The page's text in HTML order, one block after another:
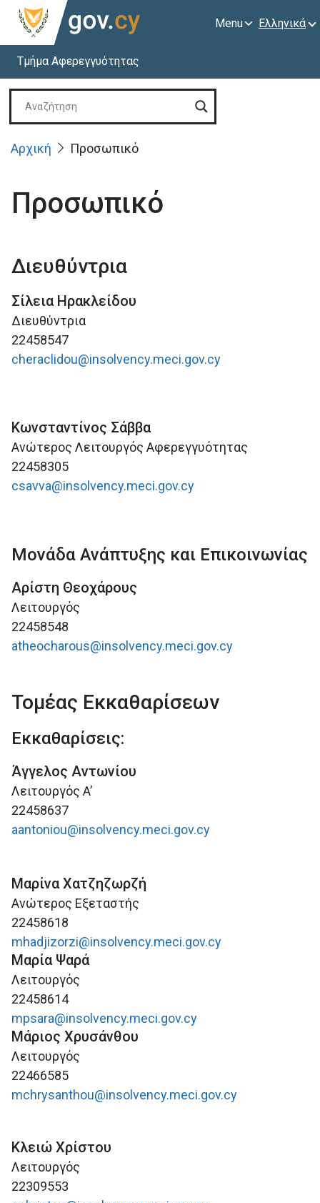
Ελληνικά
Τμήμα Αφερεγγυότητας
Menu
Αρχική Προσωπικό
Προσωπικό
Διευθύντρια
Σίλεια Ηρακλείδου
Διευθύντρια
22458547
cheraclidou@insolvency.meci.gov.cy
Κωνσταντίνος Σάββα
Ανώτερος Λειτουργός Αφερεγγυότητας
22458305
csavva@insolvency.meci.gov.cy
Μονάδα Ανάπτυξης και Επικοινωνίας
Αρίστη Θεοχάρους
Λειτουργός
22458548
atheocharous@insolvency.meci.gov.cy
Τομέας Εκκαθαρίσεων
Εκκαθαρίσεις:
Άγγελος Αντωνίου
Λειτουργός A’
22458637
aantoniou@insolvency.meci.gov.cy
Μαρίνα Χατζηζωρζή
Ανώτερος Εξεταστής
22458618
mhadjizorzi@insolvency.meci.gov.cy
Μαρία Ψαρά
Λειτουργός
22458614
mpsara@insolvency.meci.gov.cy
Μάριος Χρυσάνθου
Λειτουργός
22466585
mchrysanthou@insolvency.meci.gov.cy
Κλειώ Χρίστου
Λειτουργός
22309553